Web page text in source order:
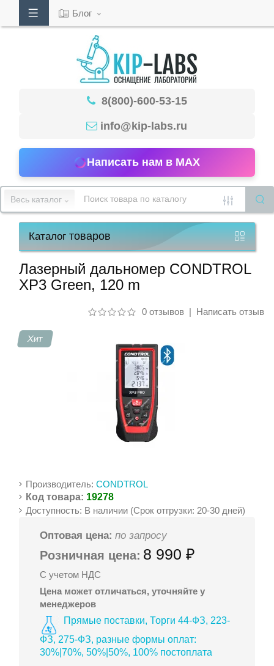
53-
15
работы
Блог
8(800)-600-53-15
info@kip-labs.ru
Написать нам в MAX
Весь каталог
Каталогтоваров
Лазерный дальномер CONDTROL
XP3 Green, 120 m
0 отзывов| Написать отзыв
Хит
Производитель:CONDTROL
Код товара: 19278
Доступность: В наличии (Срок отгрузки: 20-30 дней)
Оптовая цена: по запросу
Розничная цена: 8 990 ₽
С учетом НДС
Цена может отличаться, уточняйте у
менеджеров
Прямые поставки, Торги 44-ФЗ, 223-
ФЗ, 275-ФЗ, разные формы оплат:
30%|70%, 50%|50%, 100% постоплата